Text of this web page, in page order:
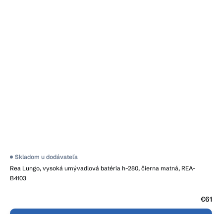
Rea Lungo, vysoká umývadlová batéria h-280, čierna matná, REA-
B4103
Priemerné
produktu
je
Skladom u dodávateľa
€61